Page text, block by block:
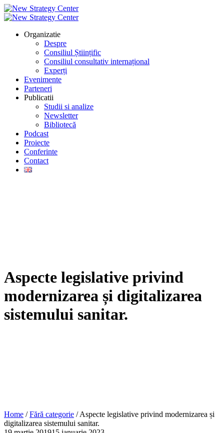
Organizatie
Despre
Consiliul Științific
Consiliul consultativ internațional
Experți
Evenimente
Parteneri
Publicatii
Studii si analize
Newsletter
Bibliotecă
Podcast
Proiecte
Conferinte
Contact
Aspecte legislative privind
modernizarea și digitalizarea
sistemului sanitar.
Home /Fără categorie /Aspecte legislative privind modernizarea și
digitalizarea sistemului sanitar.